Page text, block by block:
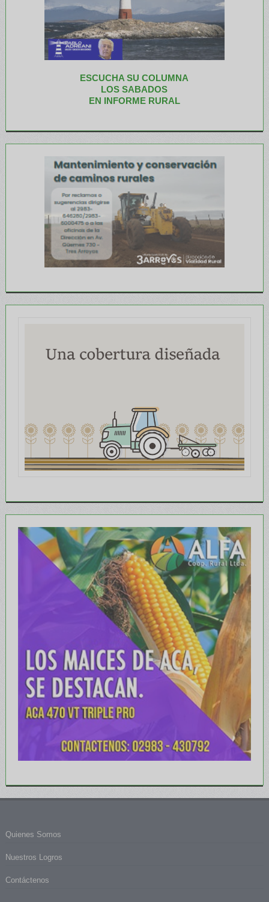
ESCUCHA SU COLUMNA
LOS SABADOS
EN INFORME RURAL
Quienes Somos
Nuestros Logros
Contáctenos